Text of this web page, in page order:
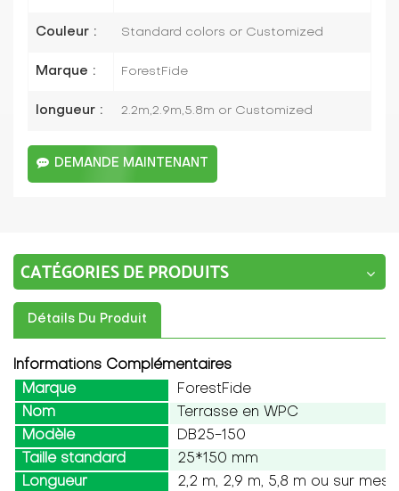
Couleur : Standard colors or Customized
Marque : ForestFide
longueur : 2.2m,2.9m,5.8m or Customized
DEMANDE MAINTENANT
CATÉGORIES DE PRODUITS
Détails Du Produit
Informations Complémentaires
Marque
ForestFide
Nom
Terrasse en WPC
Modèle
DB25-150
Taille standard
25*150 mm
Longueur
2,2 m, 2,9 m, 5,8 m ou sur